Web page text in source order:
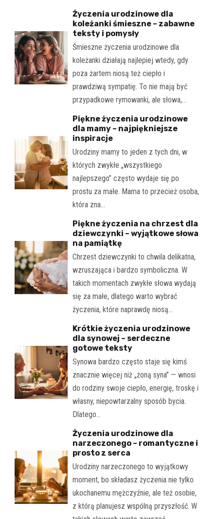
Życzenia urodzinowe dla
koleżanki śmieszne – zabawne
teksty i pomysły
Śmieszne życzenia urodzinowe dla
koleżanki działają najlepiej wtedy, gdy
poza żartem niosą też ciepło i
prawdziwą sympatię. To nie mają być
przypadkowe rymowanki, ale słowa,…
Piękne życzenia urodzinowe
dla mamy – najpiękniejsze
inspiracje
Urodziny mamy to jeden z tych dni, w
których zwykłe „wszystkiego
najlepszego” często wydaje się po
prostu za małe. Mama to przecież osoba,
która zna…
Piękne życzenia na chrzest dla
dziewczynki – wyjątkowe słowa
na pamiątkę
Chrzest dziewczynki to chwila delikatna,
wzruszająca i bardzo symboliczna. W
takich momentach zwykłe słowa wydają
się za małe, dlatego warto wybrać
życzenia, które naprawdę niosą…
Krótkie życzenia urodzinowe
dla synowej – serdeczne
gotowe teksty
Synowa bardzo często staje się kimś
znacznie więcej niż „żoną syna” — wnosi
do rodziny swoje ciepło, energię, troskę i
własny, niepowtarzalny sposób bycia.
Dlatego…
Życzenia urodzinowe dla
narzeczonego – romantyczne i
prosto z serca
Urodziny narzeczonego to wyjątkowy
moment, bo składasz życzenia nie tylko
ukochanemu mężczyźnie, ale też osobie,
z którą planujesz wspólną przyszłość. W